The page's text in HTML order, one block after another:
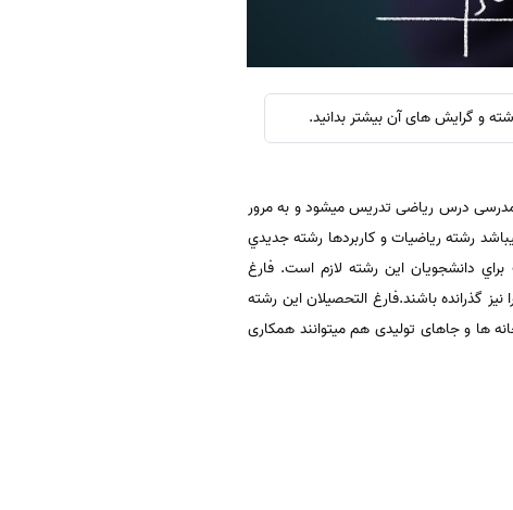
و گرایش های آن بیشتر بدانید.
مدرسی درس ریاضی تدریس میشود و به مرور
رشته رياضيات و کاربردها رشته جديدي
دانشجويان اين رشته لازم است. فارغ
گذرانده باشند.فارغ التحصیلان این رشته
ها و جاهای تولیدی هم میتوانند همکاری